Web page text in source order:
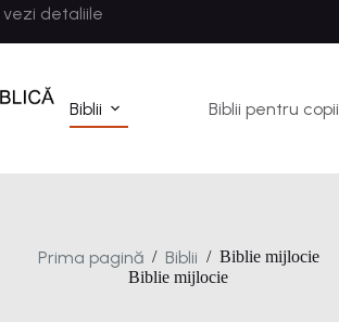
vezi detaliile
Biblii Biblii pentru copii
Prima pagină / Biblii / Biblie mijlocie
Biblie mijlocie